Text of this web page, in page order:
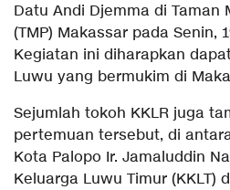
Datu Andi Djemma di Taman
(TMP) Makassar pada Senin,
Kegiatan ini diharapkan
Luwu yang bermukim di
Sejumlah tokoh KKLR juga
pertemuan tersebut, di
Kota Palopo Ir. Jamaluddin
Keluarga Luwu Timur (KKLT)